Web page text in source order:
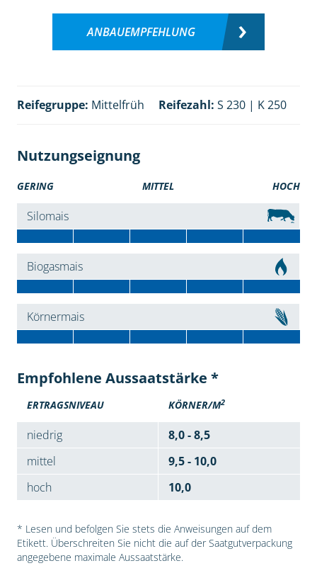
ANBAUEMPFEHLUNG
Reifegruppe: Mittelfrüh Reifezahl: S 230 | K 250
Nutzungseignung
GERING MITTEL HOCH
Silomais
Biogasmais
Körnermais
Empfohlene Aussaatstärke *
ERTRAGSNIVEAU KÖRNER/M2
niedrig
8,0 - 8,5
mittel
9,5 - 10,0
hoch
10,0
* Lesen und befolgen Sie stets die Anweisungen auf dem
Etikett. Überschreiten Sie nicht die auf der Saatgutverpackung
angegebene maximale Aussaatstärke.